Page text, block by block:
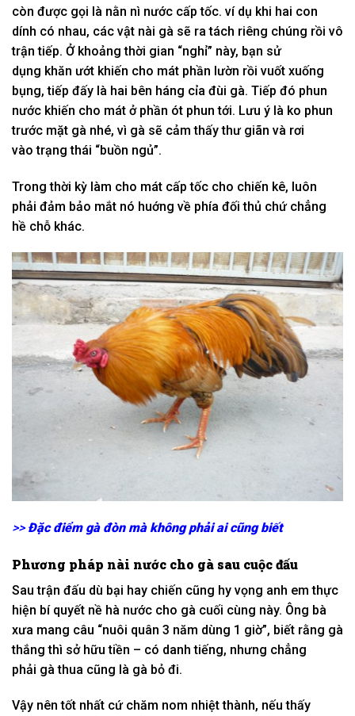
còn được gọi là nằn nì nước cấp tốc. ví dụ khi hai con
dính có nhau, các vật nài gà sẽ ra tách riêng chúng rồi vô
trận tiếp. Ở khoảngthời gian “nghỉ” này, bạn sử
dụng khăn ướt khiến cho mát phần lườn rồi vuốt xuống
bụng, tiếp đấy là hai bên háng cỉa đùi gà. Tiếp đó phun
nước khiến cho mát ở phần ót phuntới. Lưu ý là ko phun
trước mặt gà nhé, vì gà sẽ cảm thấy thư giãn và rơi
vàotrạng thái “buồn ngủ”.
Trongthời kỳ làm cho mát cấp tốc cho chiến kê, luôn
phải đảm bảo mắt nó huớng về phía đối thủ chứ chẳng
hề chỗ khác.
>> Đặc điểm gà đòn mà không phải ai cũng biết
Phương pháp nài nước cho gà sau cuộc đấu
Sautrận đấu dù bại hay chiến cũng hy vọng anh emthực
hiện bí quyết nề hà nước cho gà cuối cùng này. Ông bà
xưa mang câu “nuôi quân 3 năm dùng 1 giờ”, biết rằng gà
thắng thì sở hữu tiền – có danh tiếng, nhưng chẳng
phải gà thua cũng là gà bỏ đi.
Vậy nêntốt nhất cứ chăm nom nhiệt thành, nếu thấy